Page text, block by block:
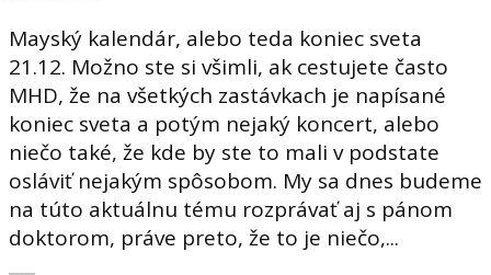
Mayský kalendár, alebo teda koniec sveta
21.12. Možno ste si všimli, ak cestujete často
MHD, že na všetkých zastávkach je napísané
koniec sveta a potým nejaký koncert, alebo
niečo také, že kde by ste to mali v podstate
osláviť nejakým spôsobom. My sa dnes budeme
na túto aktuálnu tému rozprávať aj s pánom
doktorom, práve preto, že to je niečo,...